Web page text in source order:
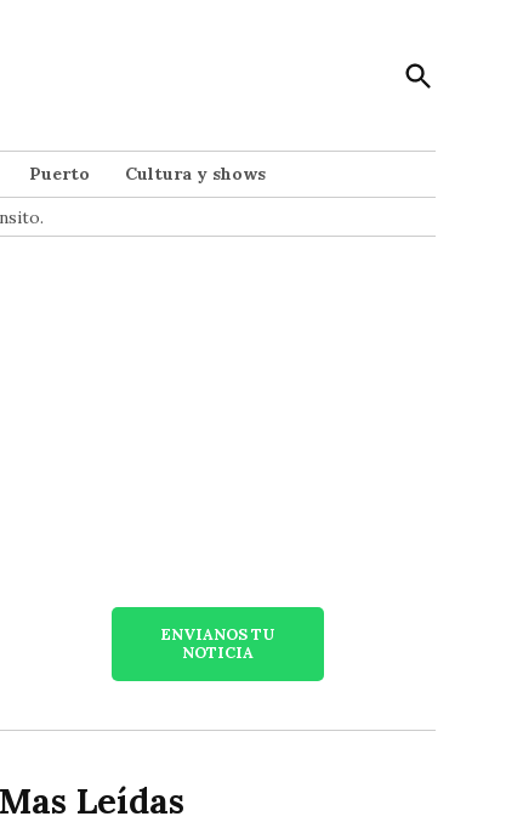
Open
Search
Puerto
Cultura y shows
ENVIANOS TU
NOTICIA
Mas Leídas